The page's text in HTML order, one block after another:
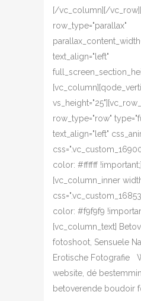
[/vc_column][/
row_type="parallax"
text_align="left"
row_type="row"
text_align="left"
color: #ffffff
[vc_column_inner
color: #f9f9f9
[vc_column_text]
fotoshoot, Sensuele
Erotische Fotografie
website, dé
betoverende boudoir